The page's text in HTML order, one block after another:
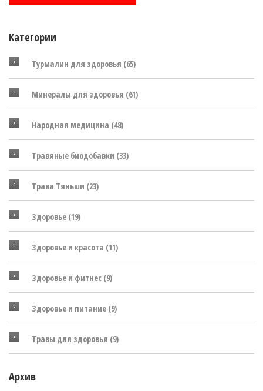
Категории
Турмалин для здоровья (65)
Минералы для здоровья (61)
Народная медицина (48)
Травяные биодобавки (33)
Трава Тяньши (23)
Здоровье (19)
Здоровье и красота (11)
Здоровье и фитнес (9)
Здоровье и питание (9)
Травы для здоровья (9)
Архив